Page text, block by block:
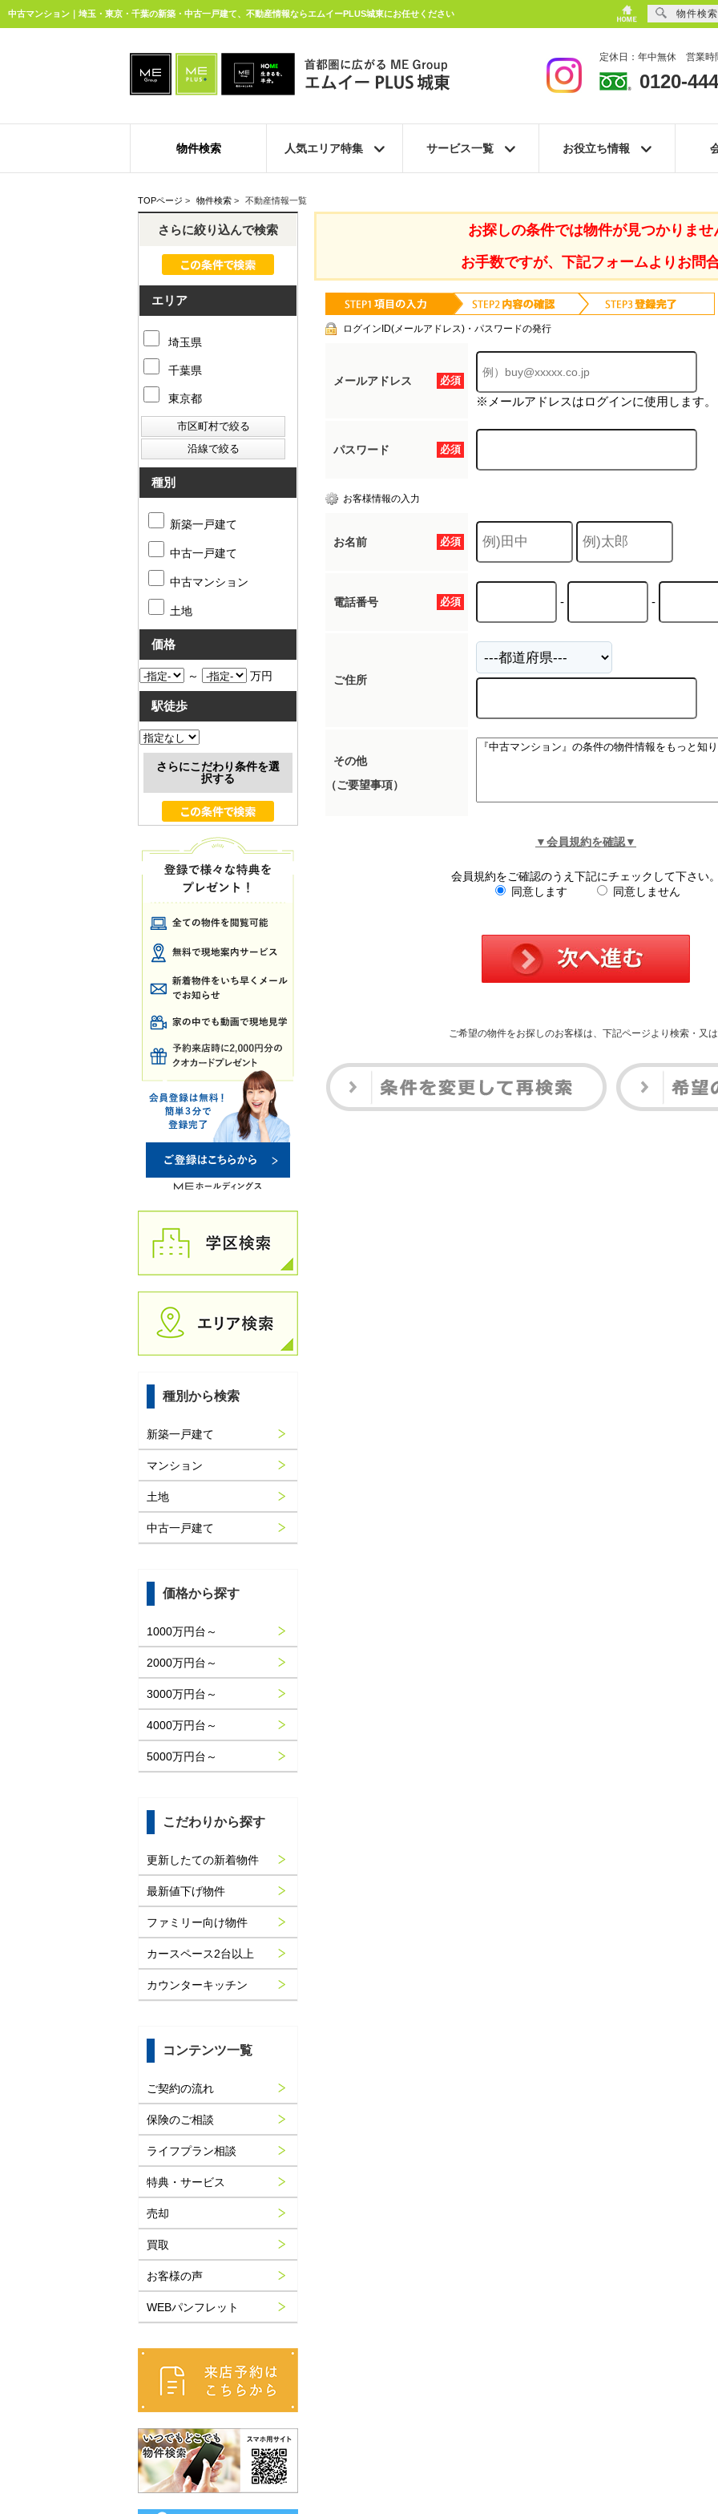
中古マンション｜埼玉・東京・千葉の新築・中古一戸建て、不動産情報ならエムイーPLUS城東にお任せください
定休日：年中無休 営業時
0120-
物件検索 人気エリア特集 サービス一覧 お役立ち情報
TOPページ > 物件検索 > 不動産情報一覧
お探しの条件では物件が見つかりませ
お手数ですが、下記フォームよりお問
ログインID(メールアドレス)・パスワードの発行
必須
メールアドレス
※メールアドレスはログインに使用します。
必須
パスワード
お客様情報の入力
必須
お名前
必須
電話番号 - -
ご住所
その他
（ご要望事項）
▼会員規約を確認▼
会員規約をご確認のうえ下記にチェックして下さい。
同意します
同意しません
ご希望の物件をお探しのお客様は、下記ページより検索・又は
さらに絞り込んで検索
エリア
埼玉県
千葉県
東京都
種別
新築一戸建て
中古一戸建て
中古マンション
土地
価格
～ 万円
駅徒歩
さらにこだわり条件を選
択する
種別から検索
新築一戸建て
マンション
土地
中古一戸建て
価格から探す
1000万円台～
2000万円台～
3000万円台～
4000万円台～
5000万円台～
こだわりから探す
更新したての新着物件
最新値下げ物件
ファミリー向け物件
カースペース2台以上
カウンターキッチン
コンテンツ一覧
ご契約の流れ
保険のご相談
ライフプラン相談
特典・サービス
売却
買取
お客様の声
WEBパンフレット
物件検索